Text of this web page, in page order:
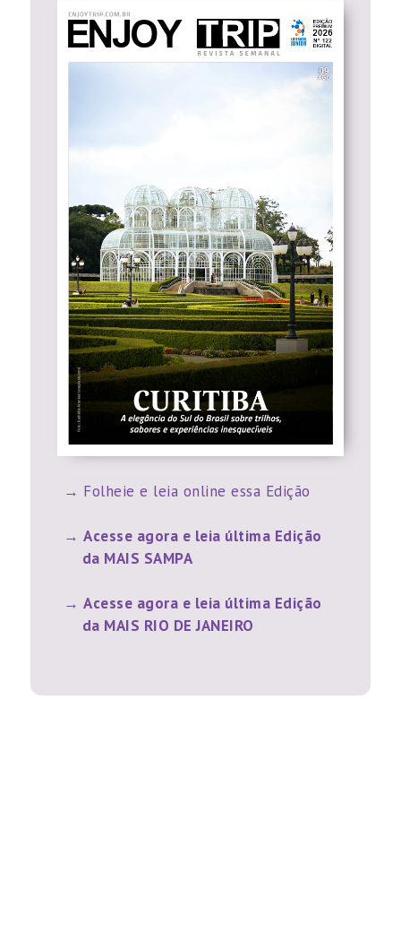
Folheie e leia online essa Edição
Acesse agora e leia última Edição
da MAIS SAMPA
Acesse agora e leia última Edição
da MAIS RIO DE JANEIRO